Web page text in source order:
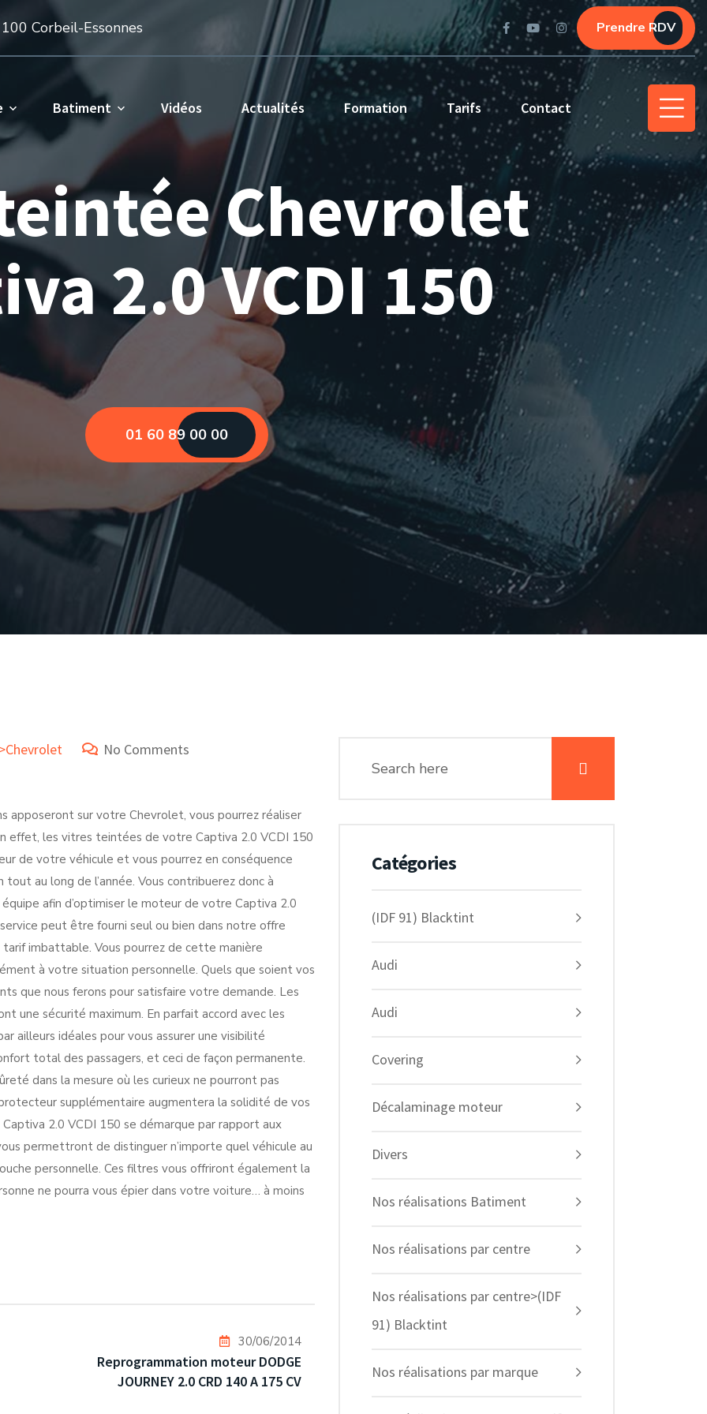
Corbeil-Essonnes Prendre RDV
Batiment Vidéos Actualités Formation Tarifs Contact
Chevrolet
2.0 VCDI 150
01 60 89 00 00
No Comments
apposeront sur votre Chevrolet, vous pourrez réaliser
effet, les vitres teintées de votre Captiva 2.0 VCDI 150
de votre véhicule et vous pourrez en conséquence
au long de l’année. Vous contribuerez donc à
afin d’optimiser le moteur de votre Captiva 2.0
peut être fourni seul ou bien dans notre offre
imbattable. Vous pourrez de cette manière
à votre situation personnelle. Quels que soient vos
que nous ferons pour satisfaire votre demande. Les
une sécurité maximum. En parfait accord avec les
ailleurs idéales pour vous assurer une visibilité
total des passagers, et ceci de façon permanente.
dans la mesure où les curieux ne pourront pas
supplémentaire augmentera la solidité de vos
2.0 VCDI 150 se démarque par rapport aux
permettront de distinguer n’importe quel véhicule au
personnelle. Ces filtres vous offriront également la
ne pourra vous épier dans votre voiture… à moins
30/06/2014
Reprogrammation moteur DODGE
JOURNEY 2.0 CRD 140 A 175 CV
Catégories
(IDF 91) Blacktint
Audi
Audi
Covering
Décalaminage moteur
Divers
Nos réalisations Batiment
Nos réalisations par centre
Nos réalisations par centre>(IDF
91) Blacktint
Nos réalisations par marque